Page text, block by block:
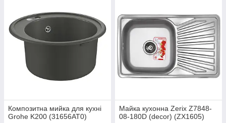
Композитна мийка для кухні
Grohe K200 (31656AT0)
Майка кухонна Zerix Z7848-
08-180D (decor) (ZX1605)